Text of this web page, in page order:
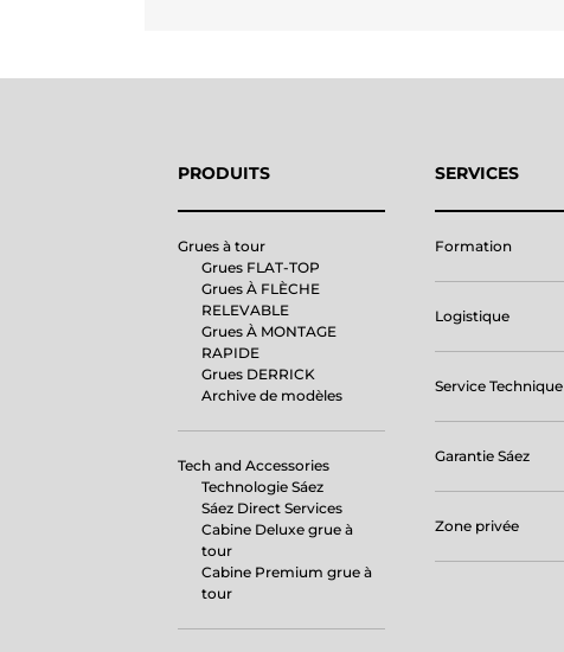
PRODUITS
Grues à tour
Grues FLAT-TOP
Grues À FLÈCHE
RELEVABLE
Grues À MONTAGE
RAPIDE
Grues DERRICK
Archive de modèles
Tech and Accessories
Technologie Sáez
Sáez Direct Services
Cabine Deluxe grue à
tour
Cabine Premium grue à
tour
SERVICES
Formation
Logistique
Service Technique
Garantie Sáez
Zone privée